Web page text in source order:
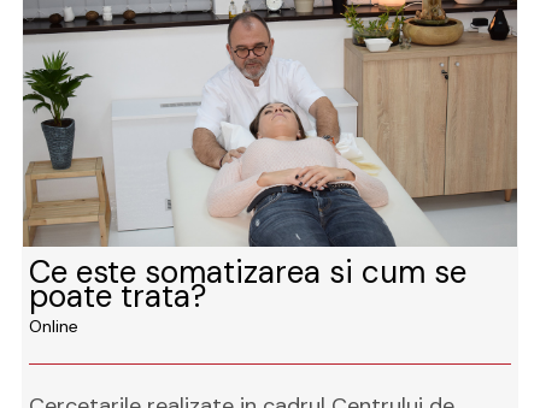
Ce este somatizarea si cum se
poate trata?
Online